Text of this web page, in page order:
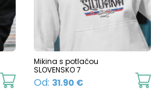
options
may
be
chosen
on
This
Mikina s potlačou
SLOVENSKO 7
Od: 31.90 €